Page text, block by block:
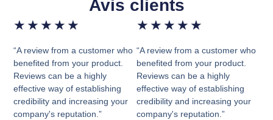
Avis clients
★ ★ ★ ★ ★
“A review from a customer who
benefited from your product.
Reviews can be a highly
effective way of establishing
credibility and increasing your
company's reputation.”
★ ★ ★ ★ ★
“A review from a customer who
benefited from your product.
Reviews can be a highly
effective way of establishing
credibility and increasing your
company's reputation.”